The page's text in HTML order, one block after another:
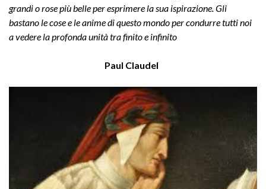
grandi o rose più belle per esprimere la sua ispirazione. Gli
bastano le cose e le anime di questo mondo per condurre tutti noi
a vedere la profonda unità tra finito e infinito
Paul Claudel